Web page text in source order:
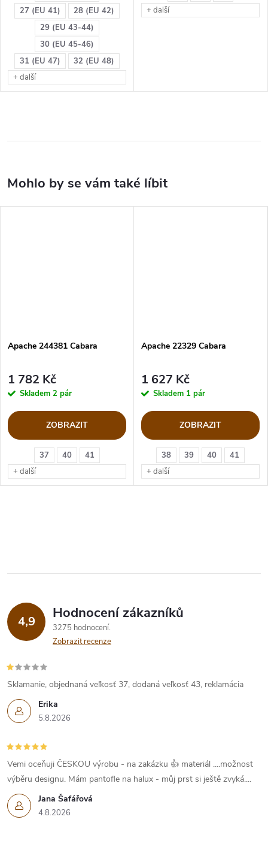
27 (EU 41)
28 (EU 42)
29 (EU 43-44)
30 (EU 45-46)
31 (EU 47)
32 (EU 48)
+ další
+ další
37 40
41
+ další
Apache 244381 Cabara
1 782 Kč
Skladem 2 pár
ZOBRAZIT
38 39 40
41
+ další
Apache 22329 Cabara
1 627 Kč
Skladem 1 pár
ZOBRAZIT
4,9 Hodnocení zákazníků
3275 hodnocení
Zobrazit recenze
Erika
5.8.2026
Sklamanie, objednaná veľkosť 37, dodaná veľkosť 43, reklamácia
Jana Šafářová
4.8.2026
Vemi oceňuji ČESKOU výrobu - na zakázku 👍 materiál ....možnost
výběru designu. Mám pantofle na halux - můj prst si ještě zvyká....